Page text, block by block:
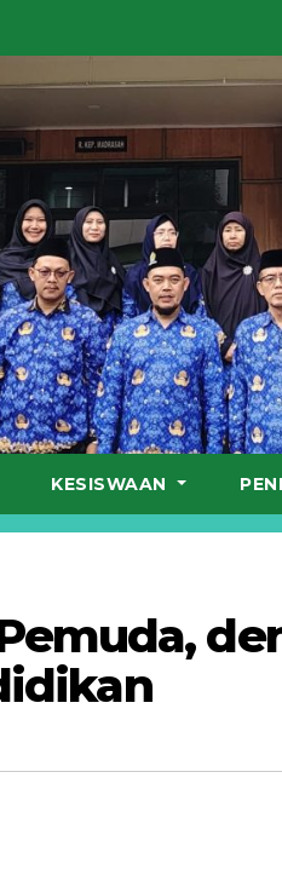
KESISWAAN